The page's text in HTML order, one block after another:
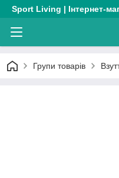
Sport Living | Інтернет-
Групи товарів